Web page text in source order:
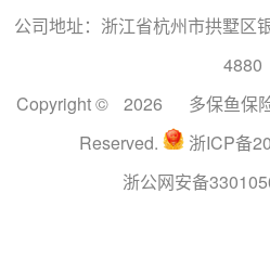
公司地址：浙江省杭州市拱墅区
4880
Copyright ©
2026 多保鱼保
Reserved.
浙ICP备
浙公网安备